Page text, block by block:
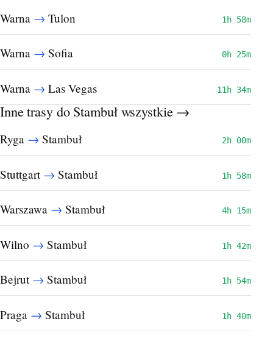
Warna → Tulon 1h 58m
Warna → Sofia 0h 25m
Warna → Las Vegas 11h 34m
Inne trasy do Stambułwszystkie →
Ryga → Stambuł 2h 00m
Stuttgart → Stambuł 1h 58m
Warszawa → Stambuł 4h 15m
Wilno → Stambuł 1h 42m
Bejrut → Stambuł 1h 54m
Praga → Stambuł 1h 40m